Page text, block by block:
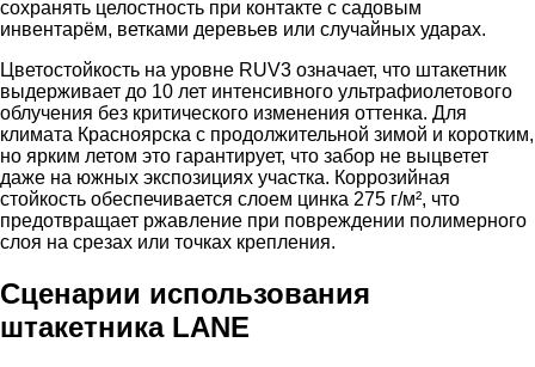
сохранять целостность при контакте с садовым
инвентарём, ветками деревьев или случайных ударах.
Цветостойкость на уровне RUV3 означает, что штакетник
выдерживает до 10 лет интенсивного ультрафиолетового
облучения без критического изменения оттенка. Для
климата Красноярска с продолжительной зимой и коротким,
но ярким летом это гарантирует, что забор не выцветет
даже на южных экспозициях участка. Коррозийная
стойкость обеспечивается слоем цинка 275 г/м², что
предотвращает ржавление при повреждении полимерного
слоя на срезах или точках крепления.
Сценарии использования
штакетника LANE